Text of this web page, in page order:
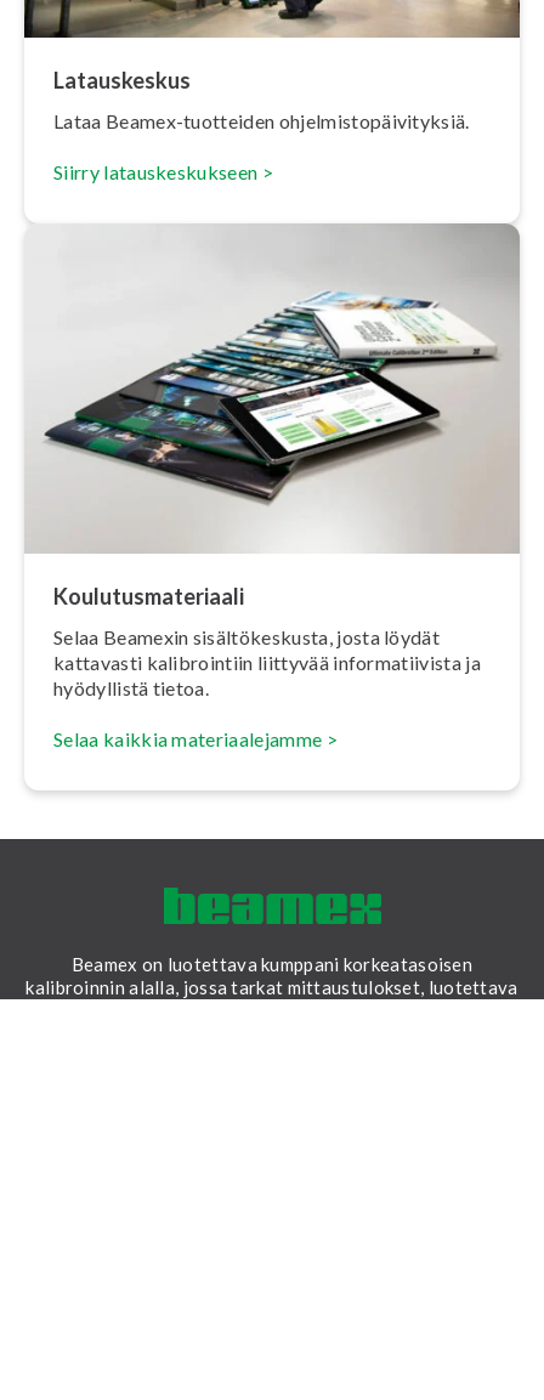
La­taus­kes­kus
Lataa Beamex-tuotteiden oh­jel­mis­to­päi­vi­tyk­siä.
Siirry la­taus­kes­kuk­seen >
Kou­lu­tus­ma­te­ri­aa­li
Selaa Beamexin si­säl­tö­kes­kus­ta, josta löydät
kattavasti ka­libroin­tiin liittyvää in­for­ma­tii­vis­ta ja
hyödyllistä tietoa.
Selaa kaikkia ma­te­ri­aa­le­jam­me >
Beamex on luotettava kumppani korkeatasoisen
kalibroinnin alalla, jossa tarkat mittaustulokset, luotettava